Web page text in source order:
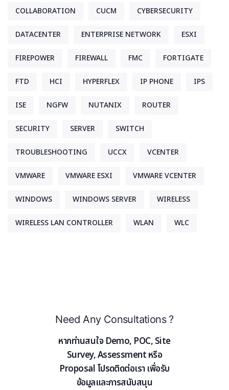
COLLABORATION CUCM CYBERSECURITY
DATACENTER ENTERPRISE NETWORK ESXI
FIREPOWER FIREWALL FMC FORTIGATE
FTD HCI HYPERFLEX IP PHONE IPS
ISE NGFW NUTANIX ROUTER
SECURITY SERVER SWITCH
TROUBLESHOOTING UCCX VCENTER
VMWARE VMWARE ESXI VMWARE VCENTER
WINDOWS WINDOWS SERVER WIRELESS
WIRELESS LAN CONTROLLER WLAN WLC
Need Any Consultations ?
หากท่านสนใจ Demo, POC, Site
Survey, Assessment หรือ
Proposal โปรดติดต่อเรา เพื่อรับ
ข้อมูลและการสนับสนุน